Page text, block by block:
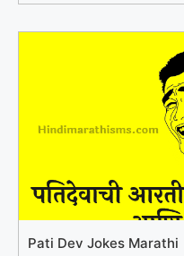
Pati Dev Jokes Marathi